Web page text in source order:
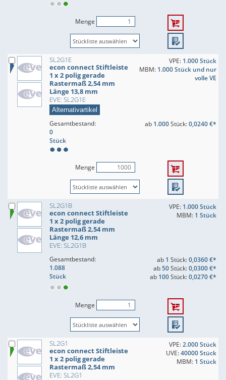
Menge
SL2G1E
econ connect Stiftleiste
1 x 2 polig gerade
Rastermaß 2,54 mm
Länge 13,8 mm
EVE: SL2G1E
Alternativartikel
VPE: 1.000 Stück
MBM: 1.000 Stück und nur
volle VE
Gesamtbestand:
0
Stück
ab 1.000Stück:0,0240 €*
Menge
SL2G1B
econ connect Stiftleiste
1 x 2 polig gerade
Rastermaß 2,54 mm
Länge 12,6 mm
EVE: SL2G1B
VPE: 1.000 Stück
MBM: 1 Stück
Gesamtbestand:
1.088
Stück
ab 1 Stück:0,0360 €*
ab50Stück:0,0300 €*
ab 100Stück:0,0270 €*
Menge
SL2G1
econ connect Stiftleiste
1 x 2 polig gerade
Rastermaß 2,54 mm
EVE: SL2G1
VPE:2.000 Stück
UVE:40000 Stück
MBM: 1 Stück